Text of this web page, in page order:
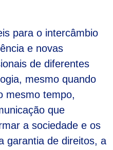
para o intercâmbio
e novas
de diferentes
mesmo quando
mesmo tempo,
que
a sociedade e os
garantia de direitos, a